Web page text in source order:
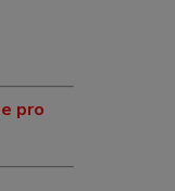
pro